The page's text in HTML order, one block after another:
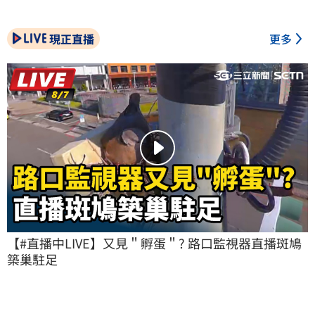
現正直播 更多
【#直播中LIVE】又見＂孵蛋＂? 路口監視器直播斑鳩
築巢駐足